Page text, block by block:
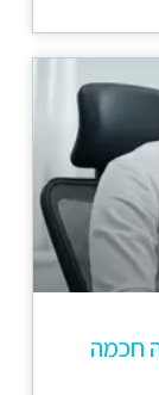
עבודה חכמה